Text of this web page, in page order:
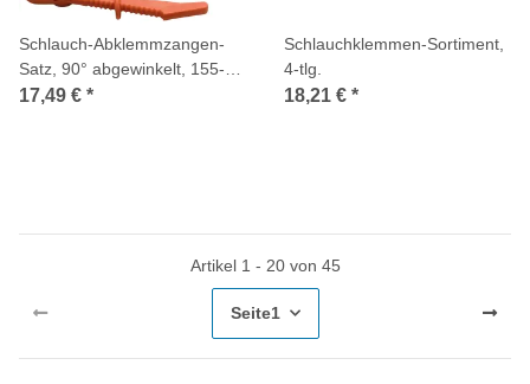
Schlauch-Abklemmzangen-
Satz, 90° abgewinkelt, 155-
220 mm, 3-tlg.
17,49 € *
Schlauchklemmen-Sortiment,
4-tlg.
18,21 € *
Artikel 1 - 20 von 45
Seite1